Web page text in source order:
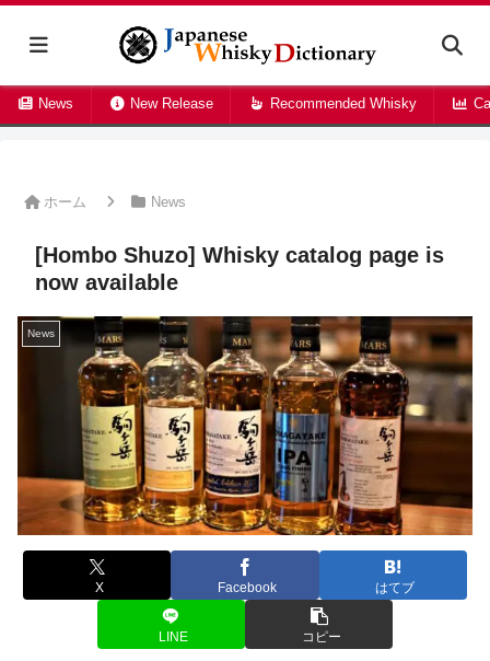
News New Release Recommended Whisky
ホーム News
[Hombo Shuzo] Whisky catalog page is
now available
News
X Facebook はてブ
LINE コピー